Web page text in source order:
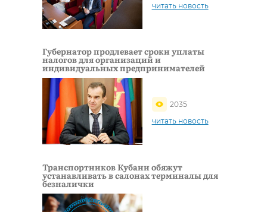
читать новость
Губернатор продлевает сроки уплаты
налогов для организаций и
индивидуальных предпринимателей
2035
читать новость
Транспортников Кубани обяжут
устанавливать в салонах терминалы для
безналички